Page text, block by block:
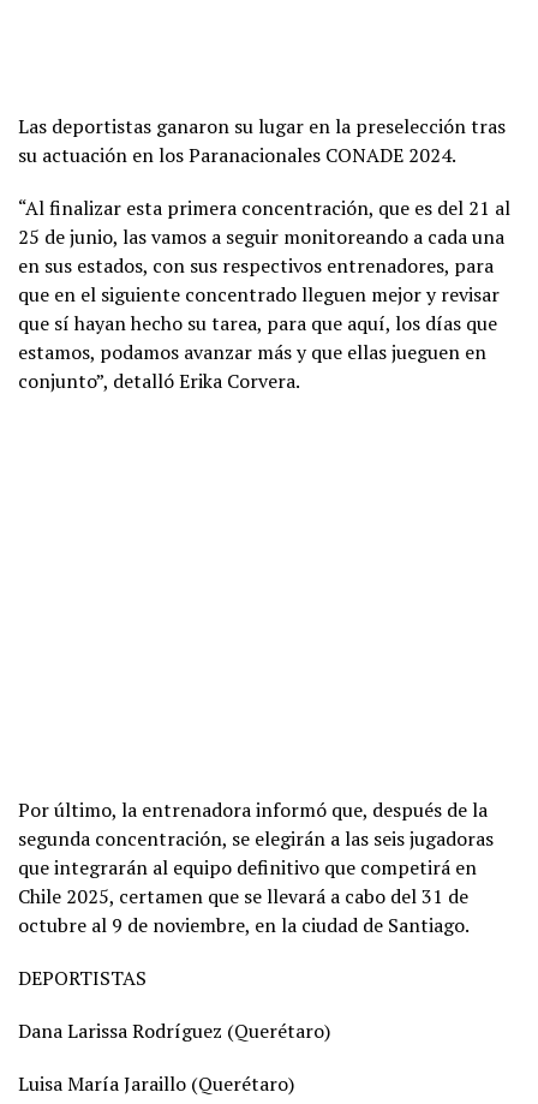
Las deportistas ganaron su lugar en la preselección tras
su actuación en los Paranacionales CONADE 2024.
“Al finalizar esta primera concentración, que es del 21 al
25 de junio, las vamos a seguir monitoreando a cada una
en sus estados, con sus respectivos entrenadores, para
que en el siguiente concentrado lleguen mejor y revisar
que sí hayan hecho su tarea, para que aquí, los días que
estamos, podamos avanzar más y que ellas jueguen en
conjunto”, detalló Erika Corvera.
Por último, la entrenadora informó que, después de la
segunda concentración, se elegirán a las seis jugadoras
que integrarán al equipo definitivo que competirá en
Chile 2025, certamen que se llevará a cabo del 31 de
octubre al 9 de noviembre, en la ciudad de Santiago.
DEPORTISTAS
Dana Larissa Rodríguez (Querétaro)
Luisa María Jaraillo (Querétaro)